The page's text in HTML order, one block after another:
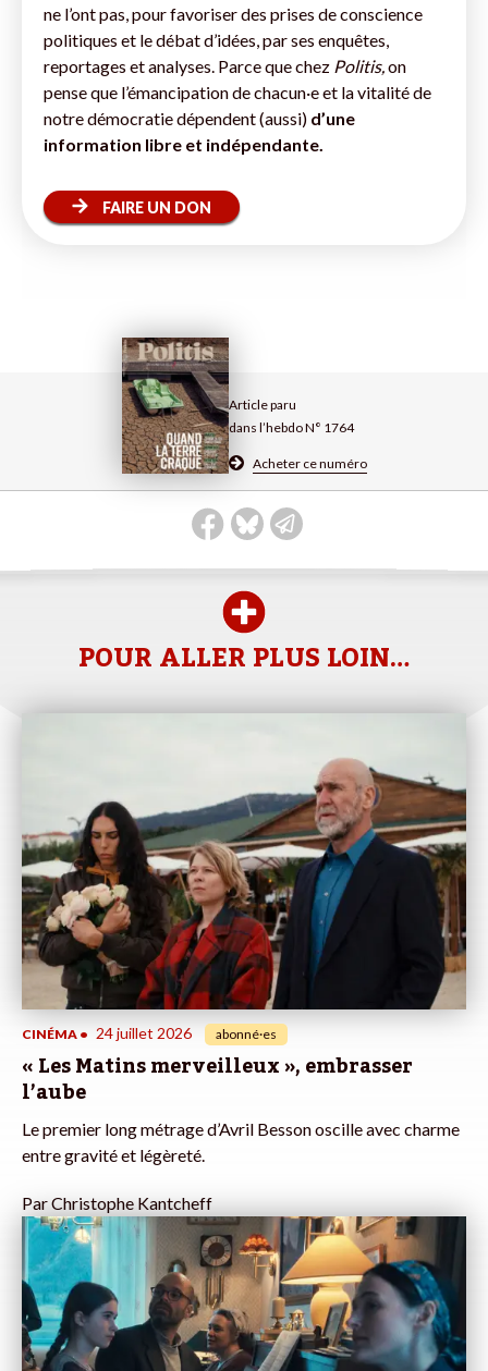
Article paru
dans l’hebdo N° 1764
Acheter ce numéro
ne l’ont pas, pour favoriser des prises de conscience
politiques et le débat d’idées, par ses enquêtes,
reportages et analyses. Parce que chez Politis,on
pense que l’émancipation de chacun·e et la vitalité de
notre démocratie dépendent (aussi) d’une
information libre et indépendante.
FAIRE UN DON
POUR ALLER PLUS LOIN…
CINÉMA • 24 juillet 2026 abonné·es
« Les Matins merveilleux », embrasser
l’aube
Le premier long métrage d’Avril Besson oscille avec charme
entre gravité et légèreté.
ParChristophe Kantcheff